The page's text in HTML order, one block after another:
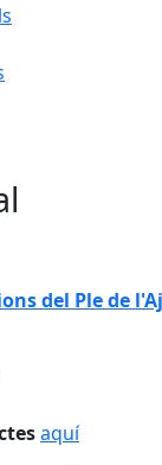
del Ple de
aquí